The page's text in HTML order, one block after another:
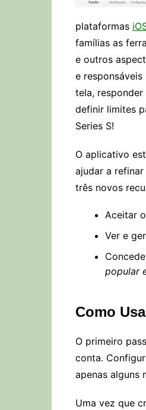
plataformas
famílias as
e outros
e
tela,
definir limites
Series S!
O aplicativo
ajudar a
três novos
Aceitar
Ver e
popular
Como
O primeiro
conta.
apenas alguns
Uma vez que